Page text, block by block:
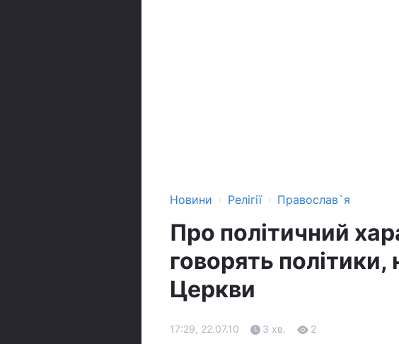
Новини › Релігії › Православ`я
Про політичний
говорять політики,
Церкви
17:29, 22.07.10 3 хв. 2